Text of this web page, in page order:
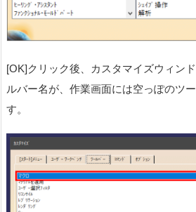
[OK]クリック後、カスタマイズウィン
ルバー名が、作業画面には空っぽのツ
す。